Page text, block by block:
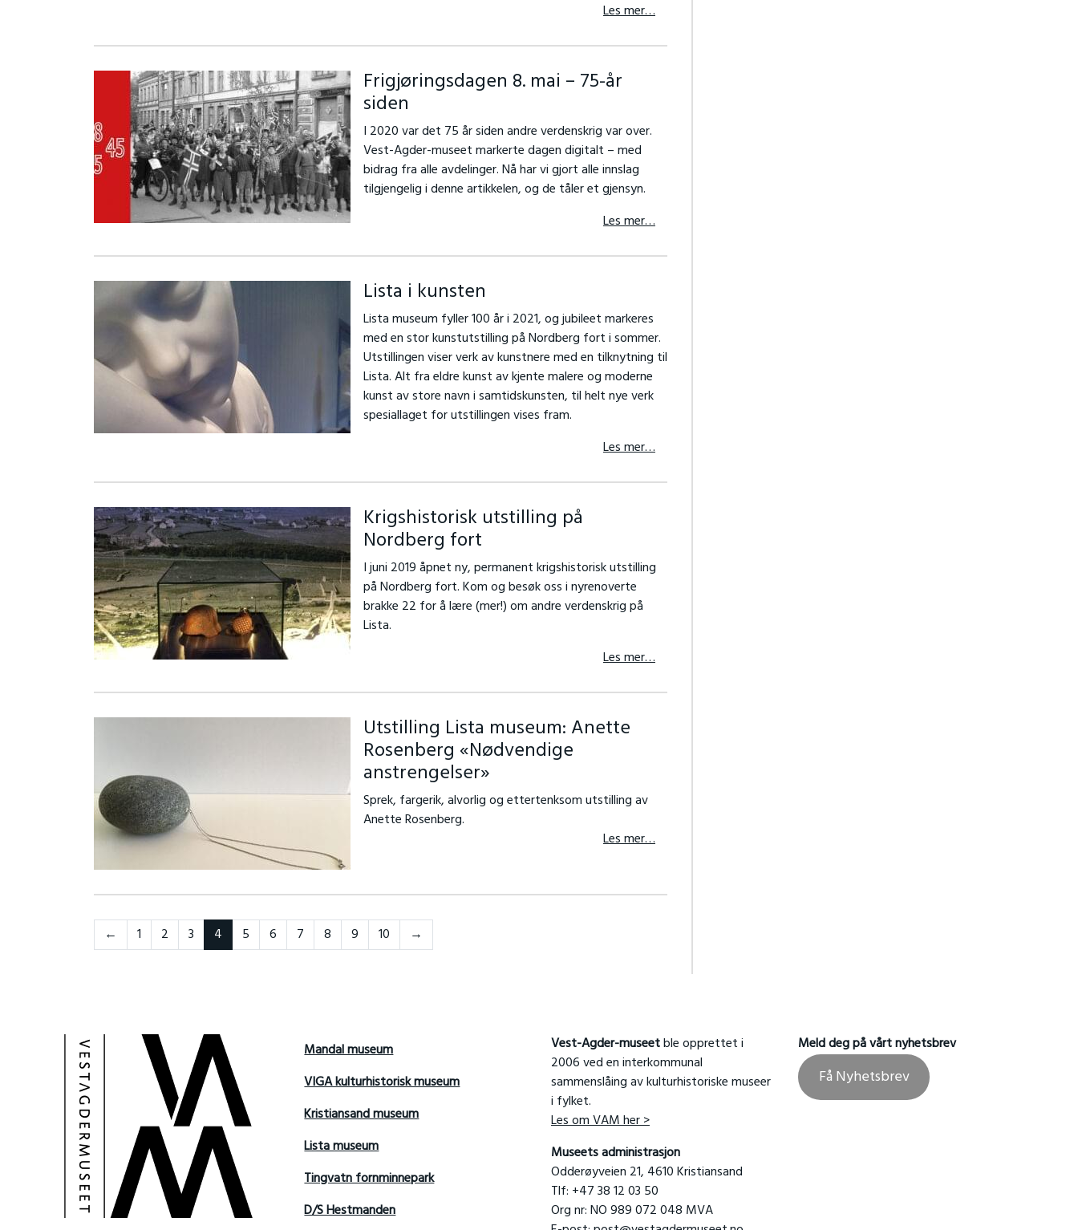
Les mer…
Frigjøringsdagen 8. mai – 75-år
siden
I 2020 var det 75 år siden andre verdenskrig var over.
Vest-Agder-museet markerte dagen digitalt – med
bidrag fra alle avdelinger. Nå har vi gjort alle innslag
tilgjengelig i denne artikkelen, og de tåler et gjensyn.
Les mer…
Lista i kunsten
Lista museum fyller 100 år i 2021, og jubileet markeres
med en stor kunstutstilling på Nordberg fort i sommer.
Utstillingen viser verk av kunstnere med en tilknytning til
Lista. Alt fra eldre kunst av kjente malere og moderne
kunst av store navn i samtidskunsten, til helt nye verk
spesiallaget for utstillingen vises fram.
Les mer…
Krigshistorisk utstilling på
Nordberg fort
I juni 2019 åpnet ny, permanent krigshistorisk utstilling
på Nordberg fort. Kom og besøk oss i nyrenoverte
brakke 22 for å lære (mer!) om andre verdenskrig på
Lista.
Les mer…
Utstilling Lista museum: Anette
Rosenberg «Nødvendige
anstrengelser»
Sprek, fargerik, alvorlig og ettertenksom utstilling av
Anette Rosenberg.
Les mer…
← Neste1 2 3 4 5 6 7 8 9 10 →
Mandal museum
VIGA kulturhistorisk museum
Kristiansand museum
Lista museum
Tingvatn fornminnepark
D/S Hestmanden
Vest-Agder-museetble opprettet i
2006 ved en interkommunal
sammenslåing av kulturhistoriske museer
i fylket.
Les om VAM her >
Museets administrasjon
Odderøyveien 21, 4610 Kristiansand
Tlf: +47 38 12 03 50
Org nr: NO 989 072 048 MVA
Meld deg på vårt nyhetsbrev
Få Nyhetsbrev